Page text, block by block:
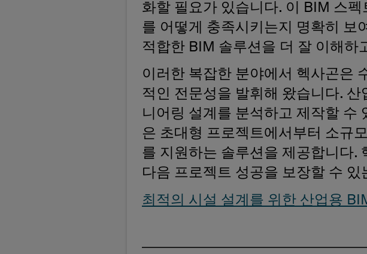
화할 필요가 있습니다. 이 BIM 스
를 어떻게 충족시키는지 명확히 보
적합한 BIM 솔루션을 더 잘 이해하
이러한 복잡한 분야에서 헥사곤은
적인 전문성을 발휘해 왔습니다.
니어링 설계를 분석하고 제작할 수
은 초대형 프로젝트에서부터 소규
를 지원하는 솔루션을 제공합니다.
다음 프로젝트 성공을 보장할 수 있
최적의 시설 설계를 위한 산업용